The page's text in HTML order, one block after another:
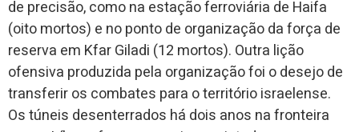
de precisão, como na estação ferroviária de Haifa
(oito mortos) e no ponto de organização da força de
reserva em Kfar Giladi (12 mortos). Outra lição
ofensiva produzida pela organização foi o desejo de
transferir os combates para o território israelense.
Os túneis desenterrados há dois anos na fronteira